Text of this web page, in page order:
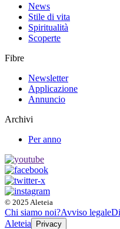
News
Stile di vita
Spiritualità
Scoperte
Fibre
Newsletter
Applicazione
Annuncio
Archivi
Per anno
© 2025 Aleteia
Chi siamo noi?Avviso legale
Aleteia
Privacy